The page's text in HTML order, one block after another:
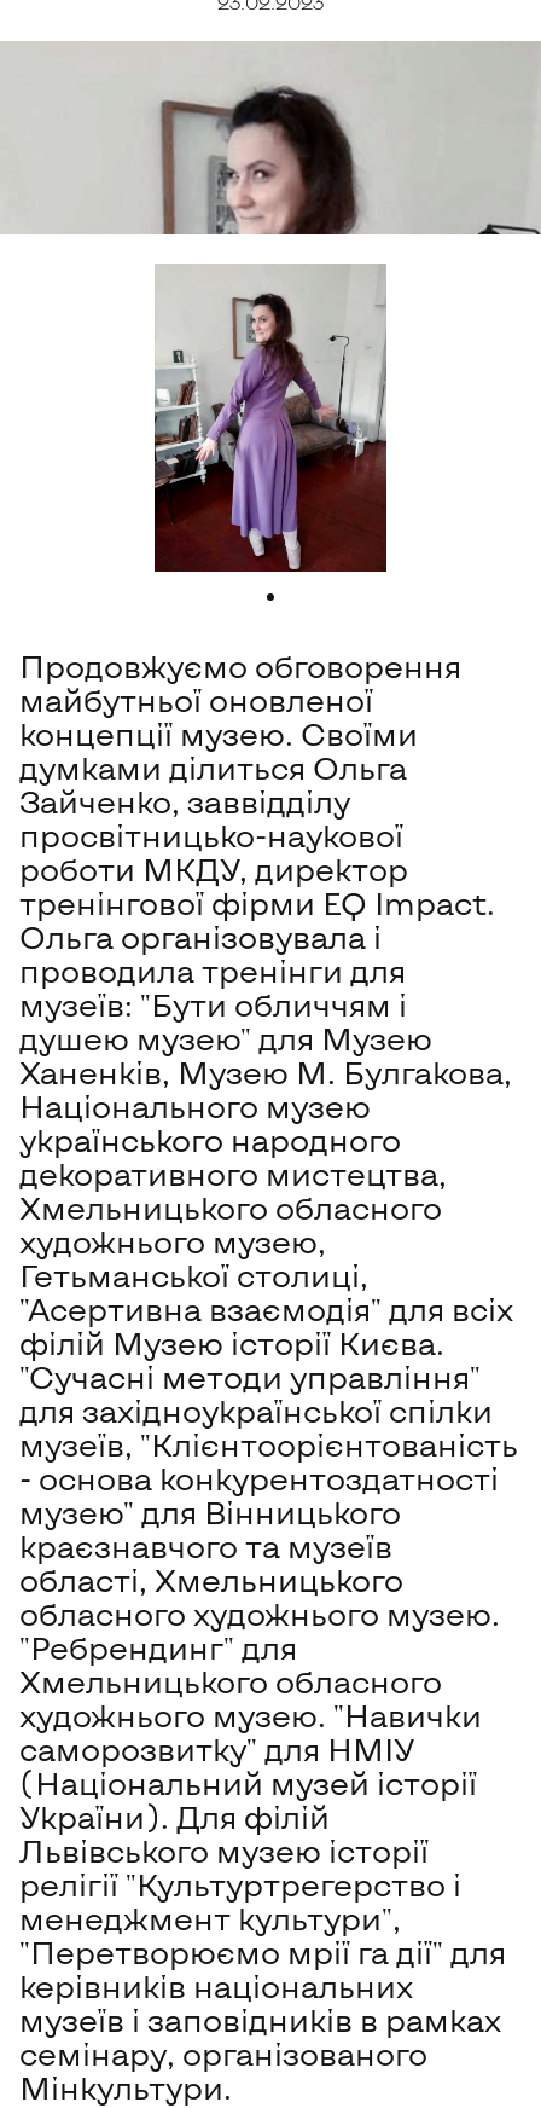
Продовжуємо обговорення
майбутньої оновленої
концепції музею. Своїми
думками ділиться Ольга
Зайченко, заввідділу
просвітницько-наукової
роботи МКДУ, директор
тренінгової фірми EQ Impact.
Ольга організовувала і
проводила тренінги для
музеїв: "Бути обличчям і
душею музею" для Музею
Ханенків, Музею М. Булгакова,
Національного музею
українського народного
декоративного мистецтва,
Хмельницького обласного
художнього музею,
Гетьманської столиці,
"Асертивна взаємодія" для всіх
філій Музею історії Києва.
"Сучасні методи управління"
для західноукраїнської спілки
музеїв, "Клієнтоорієнтованість
- основа конкурентоздатності
музею" для Вінницького
краєзнавчого та музеїв
області, Хмельницького
обласного художнього музею.
"Ребрендинг" для
Хмельницького обласного
художнього музею. "Навички
саморозвитку" для НМІУ
(Національний музей історії
України). Для філій
Львівського музею історії
релігії "Культуртрегерство і
менеджмент культури",
"Перетворюємо мрії га дії" для
керівників національних
музеїв і заповідників в рамках
семінару, організованого
Мінкультури.